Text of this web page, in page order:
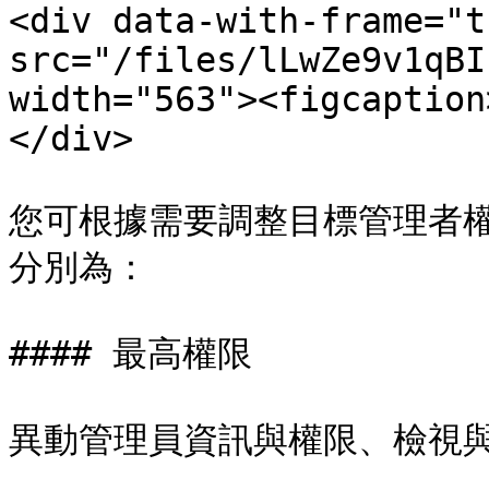
<div data-with-
src="/files/
</div>
您可根據需要調整目標管理
分別為：
#### 最高權限
異動管理員資訊與權限、檢視